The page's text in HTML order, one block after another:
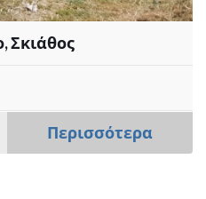
Σκιάθος
Περισσότερα